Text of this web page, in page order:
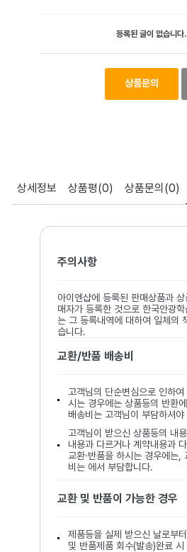
등록된 글이 없습니다.
상품문의
상세정보 상품평(0) 상품문의 (0)
주의사항
아이엔샵에 등록된 판매상품과
매자가 등록한 것으로 한국안광학
는 그 등록내역에 대하여 일체의
습니다.
교환/반품 배송비
고객님의 단순변심으로 인하여
시는 경우에는 상품등의 반환
배송비는 고객님이 부담하셔야
고객님이 받으신 상품등의 내
내용과 다르거나 계약내용과
교환·반품을 하시는 경우에는,
비는 에서 부담합니다.
교환 및 반품이 가능한 경우
제품등을 실제 받으신 날로부
및 반품제품 회수(발송)완료 시